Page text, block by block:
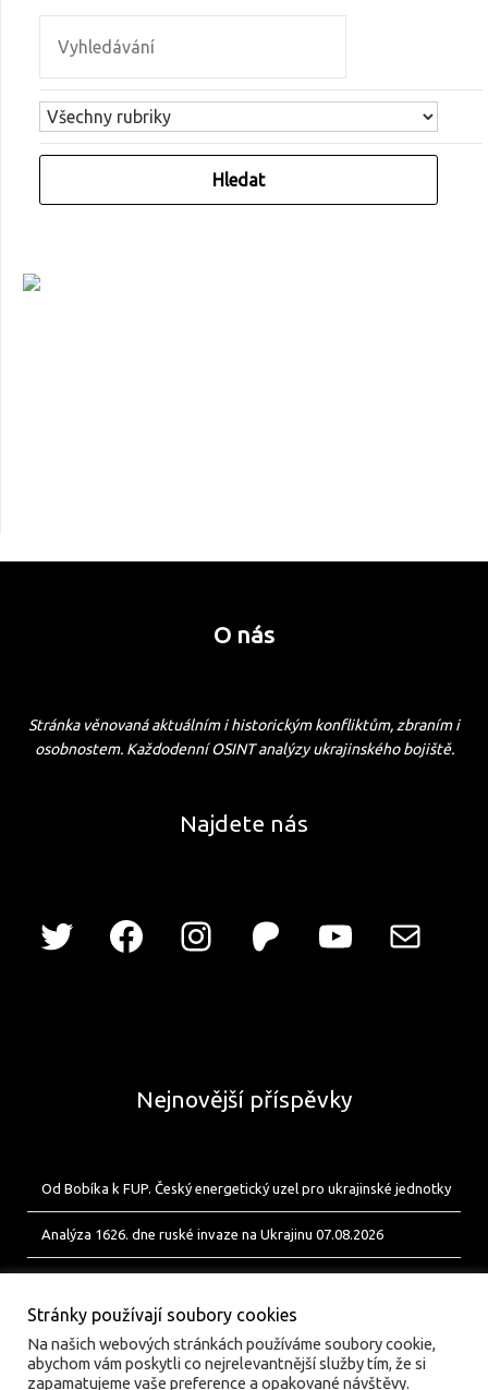
O nás
Stránka věnovaná aktuálním i historickým konfliktům, zbraním i
osobnostem. Každodenní OSINT analýzy ukrajinského bojiště.
Najdete nás
Nejnovější příspěvky
Od Bobíka k FUP. Český energetický uzel pro ukrajinské jednotky
Analýza 1626. dne ruské invaze na Ukrajinu 07.08.2026
Stránky používají soubory cookies
Na našich webových stránkách používáme soubory cookie,
abychom vám poskytli co nejrelevantnější služby tím, že si
zapamatujeme vaše preference a opakované návštěvy.